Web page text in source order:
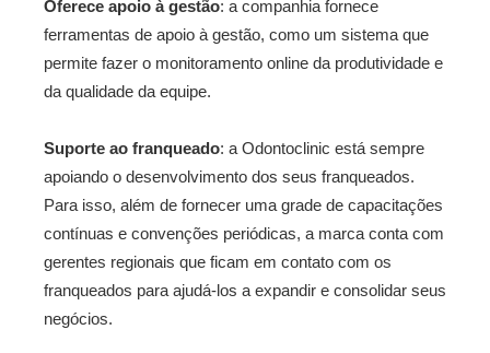
Oferece apoio à gestão: a companhia fornece
ferramentas de apoio à gestão, como um sistema que
permite fazer o monitoramento online da produtividade e
da qualidade da equipe.
Suporte ao franqueado: a Odontoclinic está sempre
apoiando o desenvolvimento dos seus franqueados.
Para isso, além de fornecer uma grade de capacitações
contínuas e convenções periódicas, a marca conta com
gerentes regionais que ficam em contato com os
franqueados para ajudá-los a expandir e consolidar seus
negócios.